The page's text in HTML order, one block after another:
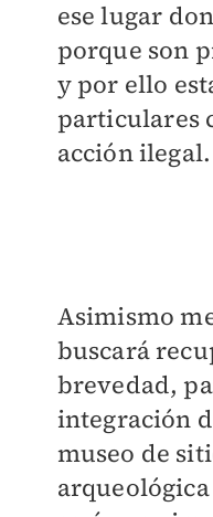
ese lugar
porque son
y por ello
particulares
acción ilegal.
Asimismo
buscará
brevedad,
integración
museo de